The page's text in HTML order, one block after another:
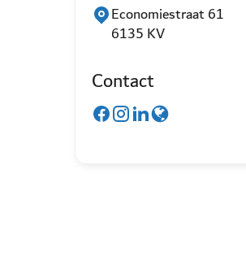
Economiestraat 61
6135 KV
Contact